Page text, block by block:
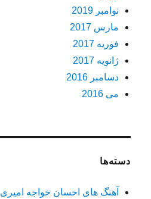
نوامبر 2019
مارس 2017
فوریه 2017
ژانویه 2017
دسامبر 2016
می 2016
دسته‌ها
آهنگ های احسان خواجه امیری